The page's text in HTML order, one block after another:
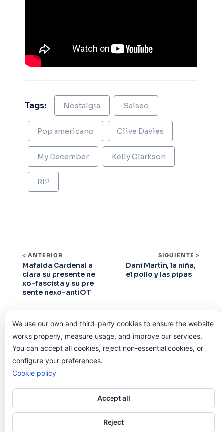
Tags: Nostalgia Salseo
Pop americano Clive Davies
My December Kelly Clarkson
RIP
< ANTERIOR
Mafalda Cardenal a
clara su presente ne
xo-fascista y su pre
sente nexo-antiOT
SIGUIENTE >
Dani Martín, la niña,
el pollo y las pipas
Reservados.
We use our own and third-party cookies to ensure the website
works properly, measure usage, and improve our services.
You can accept all cookies, reject non-essential cookies, or
configure your preferences.
Cookie policy
Accept all
Reject